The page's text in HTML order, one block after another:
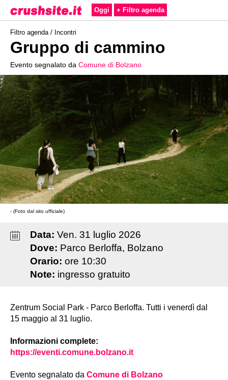
Oggi + Filtro agenda
Filtro agenda / Incontri
Gruppo di cammino
Evento segnalato da Comune di Bolzano
- (Foto dal sito ufficiale)
Data: Ven. 31 luglio 2026
Dove: Parco Berloffa, Bolzano
Orario: ore 10:30
Note: ingresso gratuito
Zentrum Social Park - Parco Berloffa. Tutti i venerdì dal
15 maggio al 31 luglio.
Informazioni complete:
https://eventi.comune.bolzano.it
Evento segnalato da Comune di Bolzano